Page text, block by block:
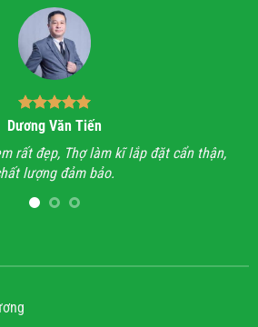
Dương Văn Tiến
rất đẹp, Thợ làm kĩ lắp đặt cẩn thận,
lượng đảm bảo.